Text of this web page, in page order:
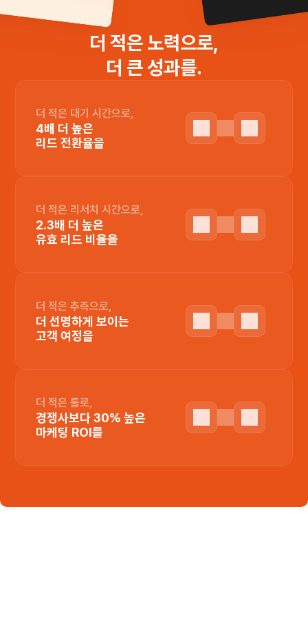
더 적은 노력으로,
더 큰 성과를.
더 적은 대기 시간으로,
4배 더 높은
리드 전환율을
더 적은 리서치 시간으로,
2.3배 더 높은
유효 리드 비율을
더 적은 추측으로,
더 선명하게 보이는
고객 여정을
더 적은 툴로,
경쟁사보다 30% 높은
마케팅 ROI를